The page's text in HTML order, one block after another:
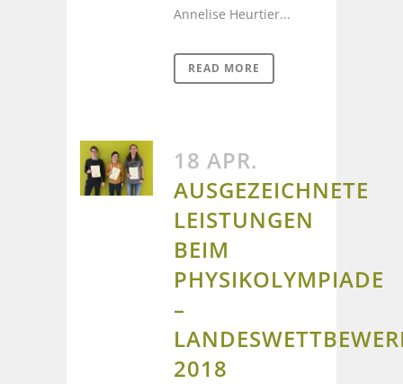
Annelise Heurtier...
READ MORE
18 APR.
AUSGEZEICHNETE
LEISTUNGEN
BEIM
PHYSIKOLYMPIADE
–
2018